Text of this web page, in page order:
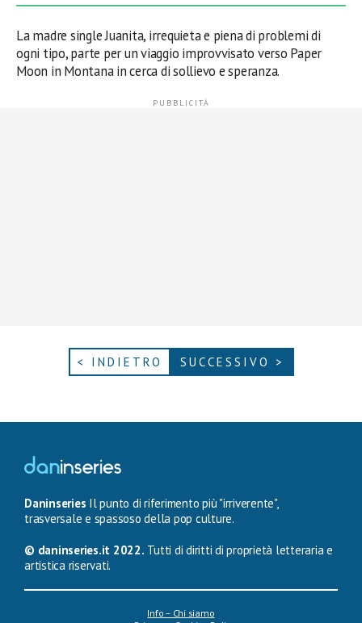
La madre single Juanita, irrequieta e piena di problemi di
ogni tipo, parte per un viaggio improvvisato verso Paper
Moon in Montana in cerca di sollievo e speranza.
< INDIETRO SUCCESSIVO >
Daninseries Il punto di riferimento più "irriverente",
trasversale e spassoso della pop culture.
© daninseries.it 2022. Tutti di diritti di proprietà letteraria e
artistica riservati.
Info – Chi siamo